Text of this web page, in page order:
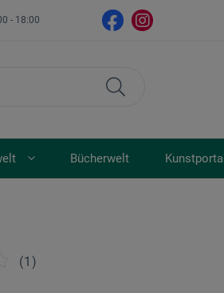
- 18:00
Bücherwelt Kunstportal
(1)